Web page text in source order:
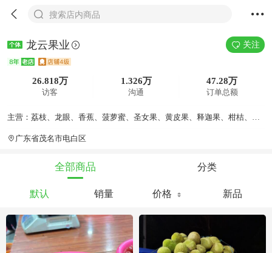
搜索店内商品
龙云果业 关注
26.818万
访客
1.326万
沟通
47.28万
订单总额
广东省茂名市电白区
全部商品 分类
默认 销量 价格 新品